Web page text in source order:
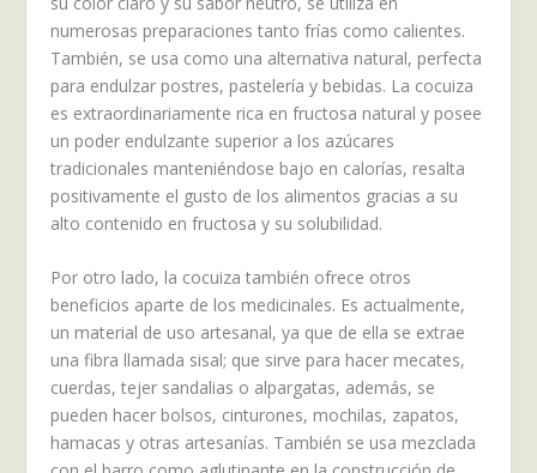
numerosas preparaciones tanto frías como calientes.
También, se usa como una alternativa natural, perfecta
para endulzar postres, pastelería y bebidas. La cocuiza
es extraordinariamente rica en fructosa natural y posee
un poder endulzante superior a los azúcares
tradicionales manteniéndose bajo en calorías, resalta
positivamente el gusto de los alimentos gracias a su
alto contenido en fructosa y su solubilidad.
Por otro lado, la cocuiza también ofrece otros
beneficios aparte de los medicinales. Es actualmente,
un material de uso artesanal, ya que de ella se extrae
una fibra llamada sisal; que sirve para hacer mecates,
cuerdas, tejer sandalias o alpargatas, además, se
pueden hacer bolsos, cinturones, mochilas, zapatos,
hamacas y otras artesanías. También se usa mezclada